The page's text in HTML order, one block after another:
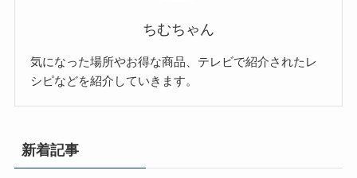
ちむちゃん
気になった場所やお得な商品、テレビで紹介されたレ
シピなどを紹介していきます。
新着記事